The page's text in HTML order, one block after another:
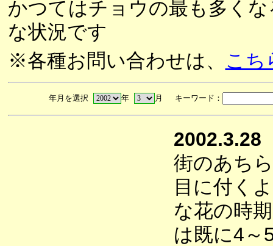
かつてはチョウの最も多く
な状況です
※各種お問い合わせは、 こち
年月を選択 年 月 キーワード：
2002.3.28
街のあち
目に付く
な花の時
は既に4～